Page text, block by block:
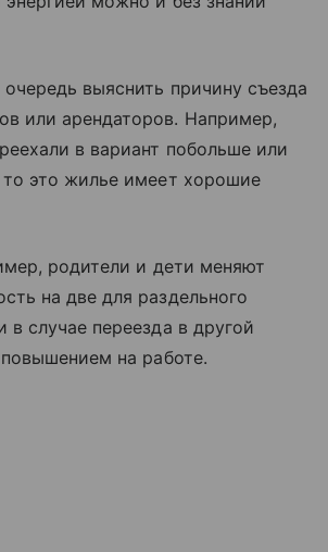
выяснить причину съезда
или арендаторов. Например,
в вариант побольше или
это жилье имеет хорошие
родители и дети меняют
на две для раздельного
в случае переезда в другой
на работе.